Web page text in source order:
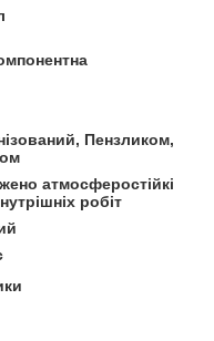
Пензликом,
атмосферостійкі
робіт